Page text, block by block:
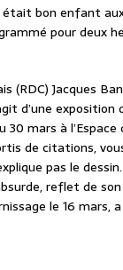
était bon enfant
pour deux
(RDC) Jacques
d’une
mars à
de citations,
pas le
reflet de
le 16 mars,